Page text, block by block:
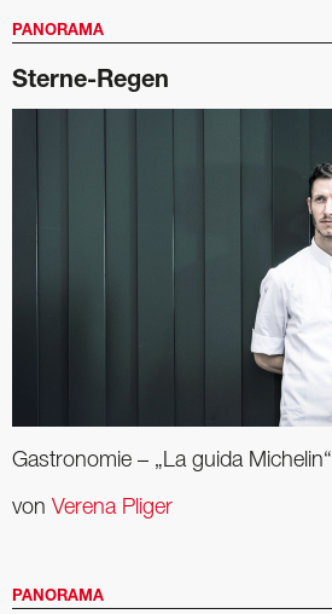
PANORAMA
Sterne-Regen
Gastronomie – „La guida Michelin“
von Verena Pliger
PANORAMA